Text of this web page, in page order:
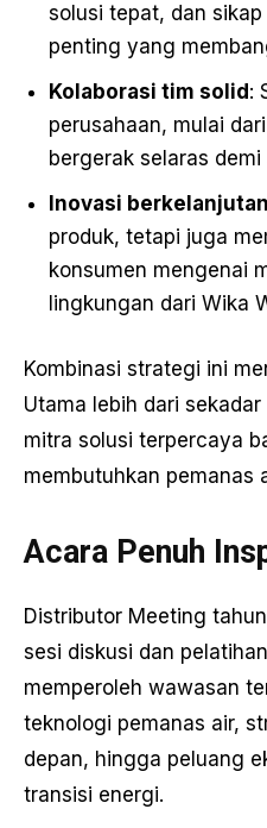
solusi tepat, dan
penting yang
Kolaborasi tim solid :
perusahaan, mulai
bergerak selaras
Inovasi berkelanjutan
produk, tetapi juga
konsumen mengenai
lingkungan dari Wika
Kombinasi strategi ini
Utama lebih dari
mitra solusi terpercaya
membutuhkan pemanas
Acara Penuh
Distributor Meeting
sesi diskusi dan
memperoleh wawasan
teknologi pemanas air,
depan, hingga peluang
transisi energi.